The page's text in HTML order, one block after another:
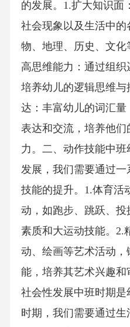
的发展。1.扩大知识面
社会现象以及生活中
物、地理、历史、文
高思维能力：通过组织
培养幼儿的逻辑思维
达：丰富幼儿的词汇
表达和交流，培养他
力。二、动作技能中
发展，我们需要通过
技能的提升。1.体育活
动，如跑步、跳跃、
素质和大运动技能。2.
动、绘画等艺术活动
能，培养其艺术兴趣
社会性发展中班时期
时期，我们需要通过